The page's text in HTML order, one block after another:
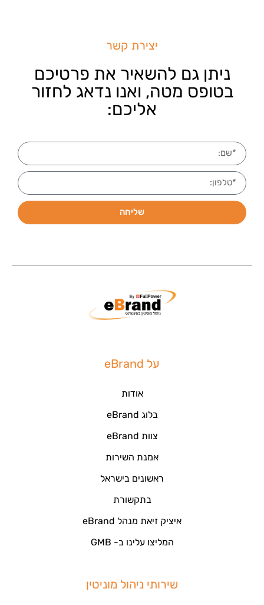
יצירת קשר
ניתן גם להשאיר את פרטיכם
בטופס מטה, ואנו נדאג לחזור
אליכם:
שליחה
על eBrand
אודות
בלוג eBrand
צוות eBrand
אמנת השירות
ראשונים בישראל
בתקשורת
איציק זיאת מנהל eBrand
המליצו עלינו ב- GMB
שירותי ניהול מוניטין